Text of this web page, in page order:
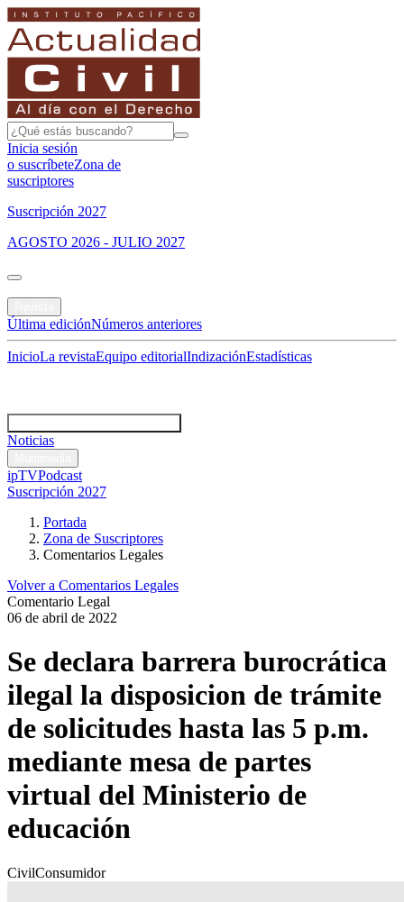
Inicia sesión
o suscríbeteZona de
suscriptores
Suscripción 2027
AGOSTO 2026 - JULIO 2027
Última ediciónNúmeros anteriores
InicioLa revistaEquipo editorialIndizaciónEstadísticas
Noticias
ipTVPodcast
Suscripción 2027
Portada
Zona de Suscriptores
Comentarios Legales
Volver a Comentarios Legales
Comentario Legal
06 de abril de 2022
Se declara barrera burocrática
ilegal la disposicion de trámite
de solicitudes hasta las 5 p.m.
mediante mesa de partes
virtual del Ministerio de
educación
CivilConsumidor